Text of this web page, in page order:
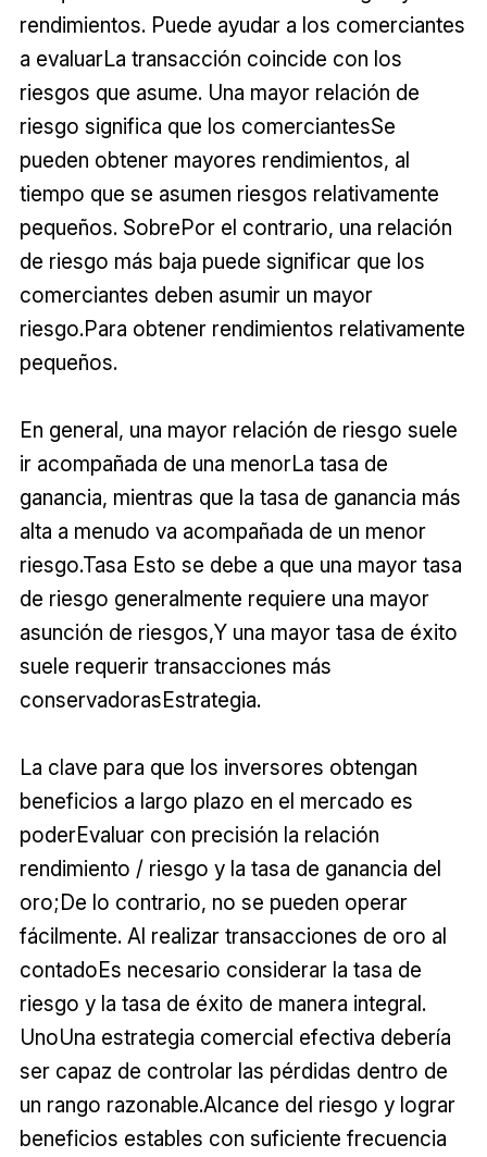
rendimientos. Puede ayudar a los comerciantes
a evaluarLa transacción coincide con los
riesgos que asume. Una mayor relación de
riesgo significa que los comerciantesSe
pueden obtener mayores rendimientos, al
tiempo que se asumen riesgos relativamente
pequeños. SobrePor el contrario, una relación
de riesgo más baja puede significar que los
comerciantes deben asumir un mayor
riesgo.Para obtener rendimientos relativamente
pequeños.
En general, una mayor relación de riesgo suele
ir acompañada de una menorLa tasa de
ganancia, mientras que la tasa de ganancia más
alta a menudo va acompañada de un menor
riesgo.Tasa Esto se debe a que una mayor tasa
de riesgo generalmente requiere una mayor
asunción de riesgos,Y una mayor tasa de éxito
suele requerir transacciones más
conservadorasEstrategia.
La clave para que los inversores obtengan
beneficios a largo plazo en el mercado es
poderEvaluar con precisión la relación
rendimiento / riesgo y la tasa de ganancia del
oro;De lo contrario, no se pueden operar
fácilmente. Al realizar transacciones de oro al
contadoEs necesario considerar la tasa de
riesgo y la tasa de éxito de manera integral.
UnoUna estrategia comercial efectiva debería
ser capaz de controlar las pérdidas dentro de
un rango razonable.Alcance del riesgo y lograr
beneficios estables con suficiente frecuencia